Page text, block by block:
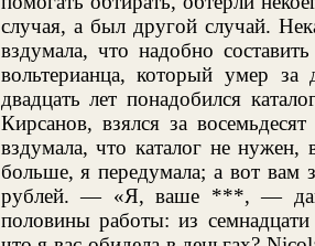
случая, а был другой случай.
вздумала, что надобно
вольтерианца, который умер за
двадцать лет понадобился
Кирсанов, взялся за
вздумала, что каталог не
больше, я передумала; а вот
рублей. — «Я, ваше ***, —
половины работы: из